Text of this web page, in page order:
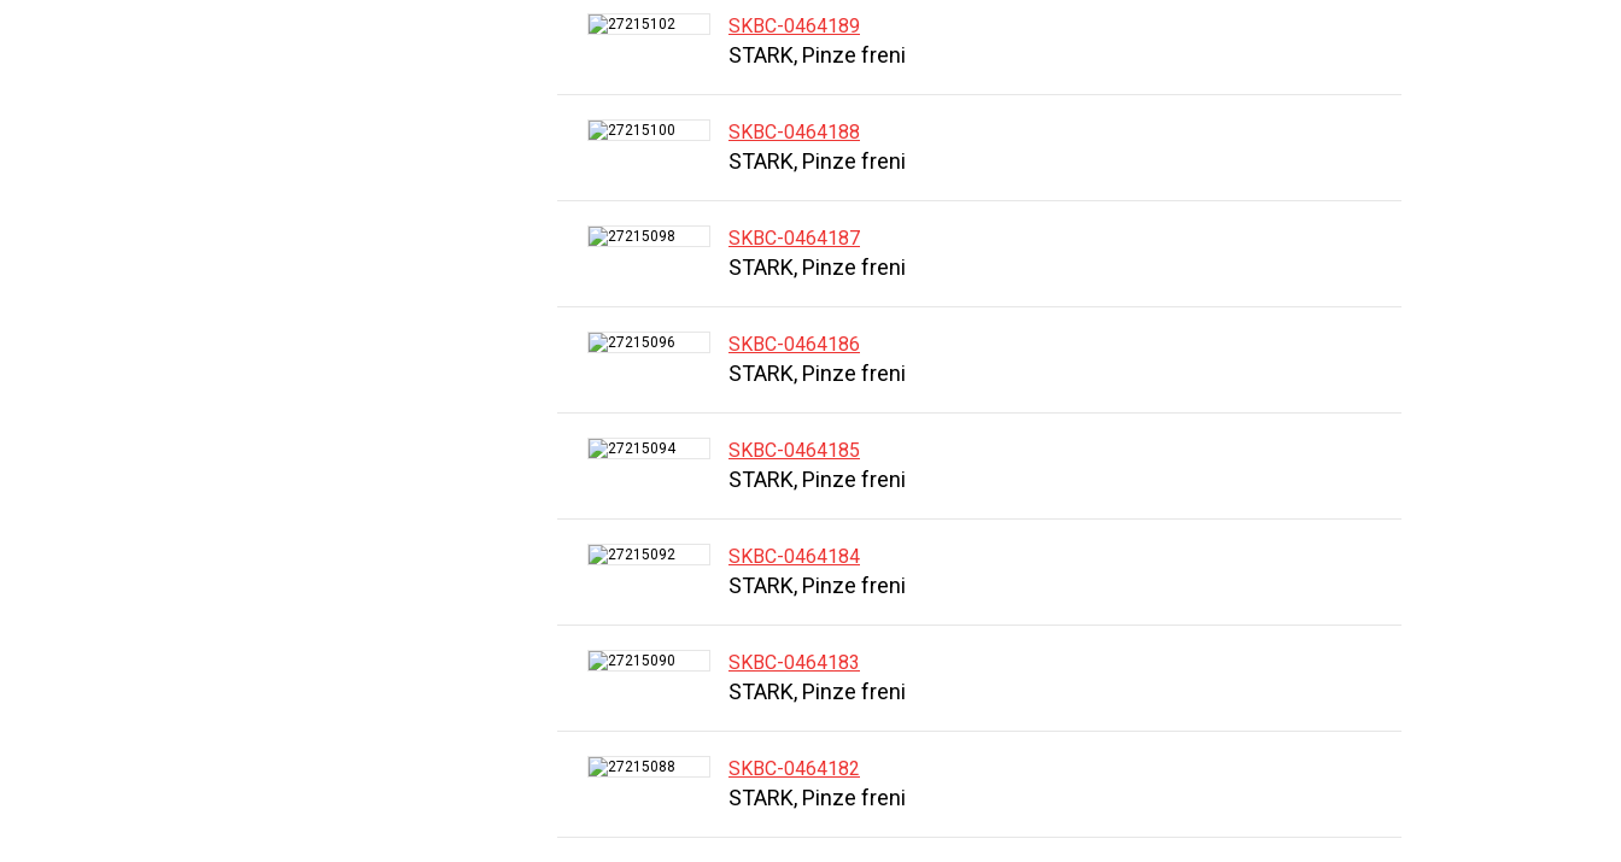
SKBC-0464189
STARK, Pinze freni
SKBC-0464188
STARK, Pinze freni
SKBC-0464187
STARK, Pinze freni
SKBC-0464186
STARK, Pinze freni
SKBC-0464185
STARK, Pinze freni
SKBC-0464184
STARK, Pinze freni
SKBC-0464183
STARK, Pinze freni
SKBC-0464182
STARK, Pinze freni